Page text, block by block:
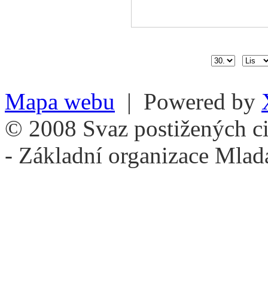
Mapa webu | Powered by
© 2008 Svaz postižených
- Základní organizace